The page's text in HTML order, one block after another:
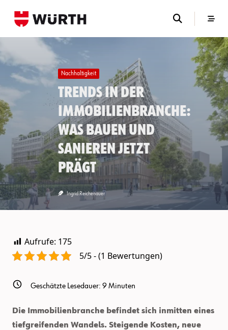
Nachhaltigkeit
Trends in der
Immobilienbranche:
Was Bauen und
Sanieren jetzt
prägt
Ingrid Reichenauer
Aufrufe: 175
5/5 - (1 Bewertungen)
Geschätzte Lesedauer: 9Minuten
Die Immobilienbranche befindet sich inmitten eines
tiefgreifenden Wandels. Steigende Kosten, neue